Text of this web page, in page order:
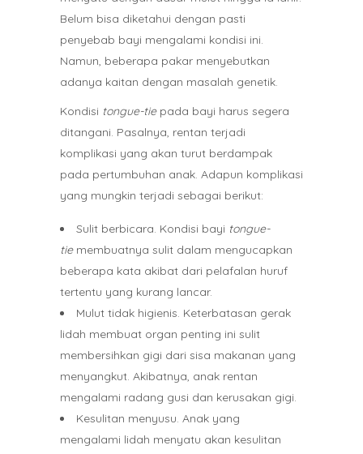
Belum bisa diketahui dengan pasti
penyebab bayi mengalami kondisi ini.
Namun, beberapa pakar menyebutkan
adanya kaitan dengan masalah genetik.
Kondisi tongue-tiepada bayi harus segera
ditangani. Pasalnya, rentan terjadi
komplikasi yang akan turut berdampak
pada pertumbuhan anak. Adapun komplikasi
yang mungkin terjadi sebagai berikut:
Sulit berbicara. Kondisi bayi tongue-
tiemembuatnya sulit dalam mengucapkan
beberapa kata akibat dari pelafalan huruf
tertentu yang kurang lancar.
Mulut tidak higienis. Keterbatasan gerak
lidah membuat organ penting ini sulit
membersihkan gigi dari sisa makanan yang
menyangkut. Akibatnya, anak rentan
mengalami radang gusi dan kerusakan gigi.
Kesulitan menyusu. Anak yang
mengalami lidah menyatu akan kesulitan